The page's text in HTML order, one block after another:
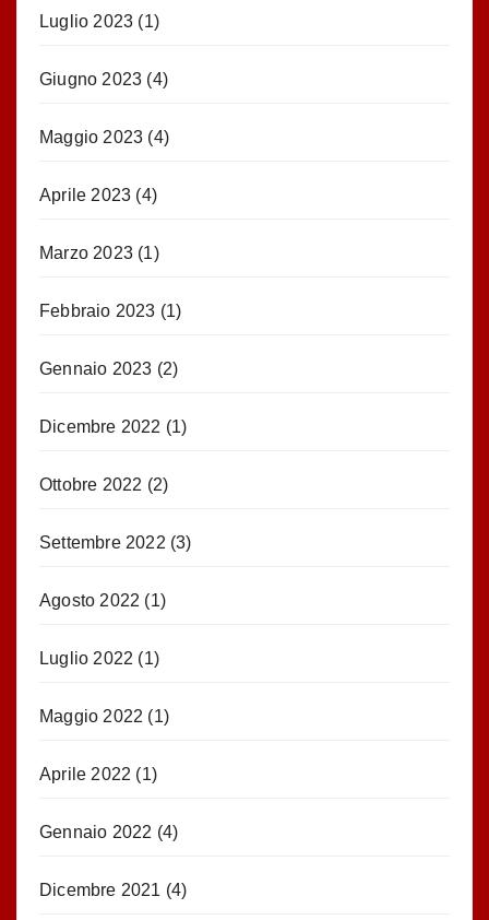
Luglio 2023 (1)
Giugno 2023 (4)
Maggio 2023 (4)
Aprile 2023 (4)
Marzo 2023 (1)
Febbraio 2023 (1)
Gennaio 2023 (2)
Dicembre 2022 (1)
Ottobre 2022 (2)
Settembre 2022 (3)
Agosto 2022 (1)
Luglio 2022 (1)
Maggio 2022 (1)
Aprile 2022 (1)
Gennaio 2022 (4)
Dicembre 2021 (4)